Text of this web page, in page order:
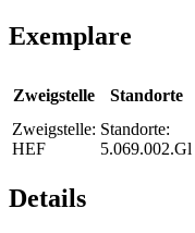
Exemplare
Zweigstelle Standorte
Zweigstelle:
HEF
Standorte:
5.069.002.Gl
Details